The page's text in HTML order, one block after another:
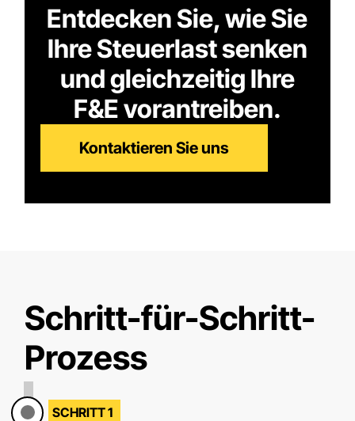
Entdecken Sie, wie Sie
Ihre Steuerlast senken
und gleichzeitig Ihre
F&E vorantreiben.
Kontaktieren Sie uns
Schritt-für-Schritt-
Prozess
SCHRITT 1